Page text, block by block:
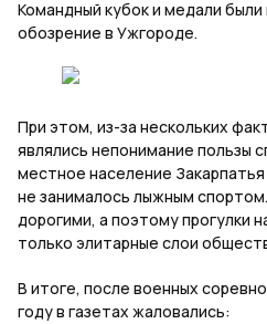
Командный кубок и медали
обозрение в Ужгороде.
При этом, из-за нескольких
являлись непонимание пользы
местное население
не занималось лыжным
дорогими, а поэтому прогулки
только элитарные слои
В итоге, после военных
году в газетах жаловались: